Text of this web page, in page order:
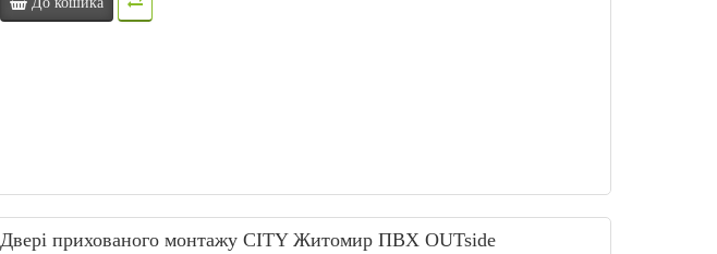
Двері прихованого монтажу CITY Житомир ПВХ OUTside